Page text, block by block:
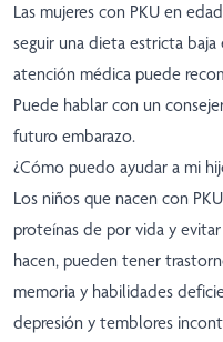
Las mujeres con PKU en
seguir una dieta estricta
atención médica puede
Puede hablar con un
futuro embarazo.
¿Cómo puedo ayudar a mi
Los niños que nacen con
proteínas de por vida y
hacen, pueden tener
memoria y habilidades
depresión y temblores